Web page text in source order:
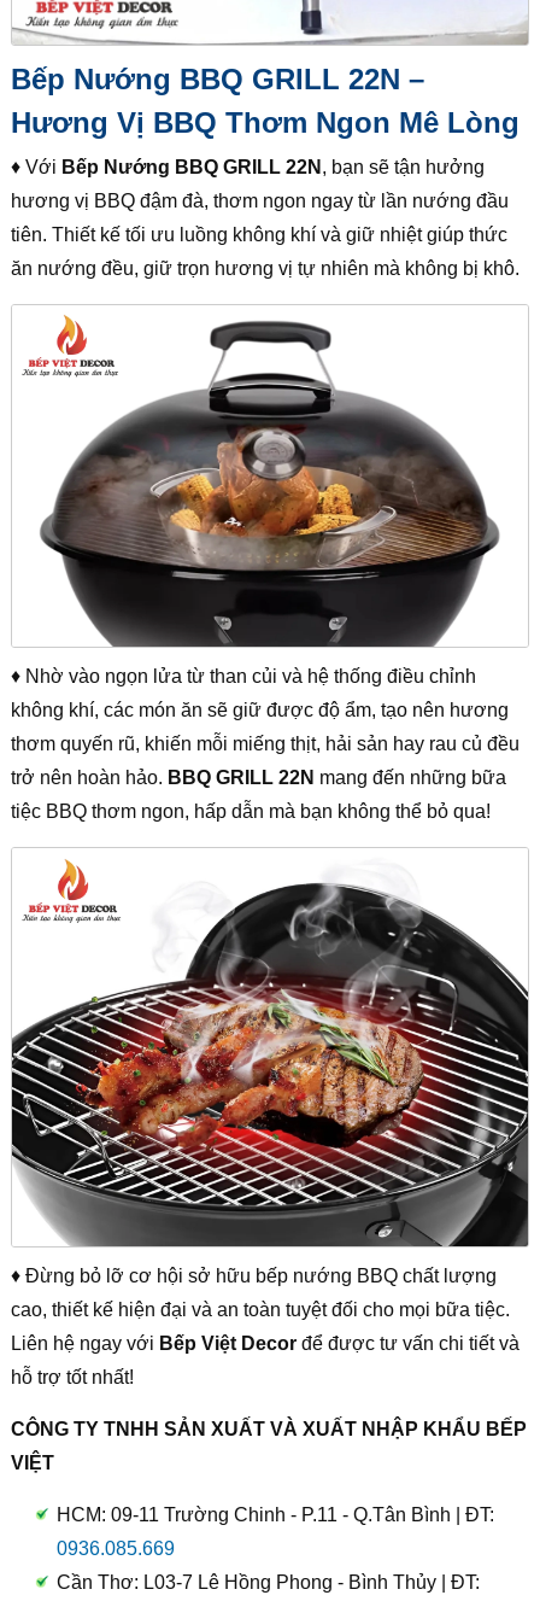
Bếp Nướng BBQ GRILL 22N –
Hương Vị BBQ Thơm Ngon Mê Lòng
♦ Với Bếp Nướng BBQ GRILL 22N , bạn sẽ tận hưởng
hương vị BBQ đậm đà, thơm ngon ngay từ lần nướng đầu
tiên. Thiết kế tối ưu luồng không khí và giữ nhiệt giúp thức
ăn nướng đều, giữ trọn hương vị tự nhiên mà không bị khô.
♦ Nhờ vào ngọn lửa từ than củi và hệ thống điều chỉnh
không khí, các món ăn sẽ giữ được độ ẩm, tạo nên hương
thơm quyến rũ, khiến mỗi miếng thịt, hải sản hay rau củ đều
trở nên hoàn hảo. BBQ GRILL 22N mang đến những bữa
tiệc BBQ thơm ngon, hấp dẫn mà bạn không thể bỏ qua!
♦ Đừng bỏ lỡ cơ hội sở hữu bếp nướng BBQ chất lượng
cao, thiết kế hiện đại và an toàn tuyệt đối cho mọi bữa tiệc.
Liên hệ ngay với Bếp Việt Decorđể được tư vấn chi tiết và
hỗ trợ tốt nhất!
CÔNG TY TNHH SẢN XUẤT VÀ XUẤT NHẬP KHẨU BẾP
VIỆT
HCM: 09-11 Trường Chinh - P.11 - Q.Tân Bình | ĐT:
0936.085.669
Cần Thơ: L03-7 Lê Hồng Phong - Bình Thủy | ĐT: